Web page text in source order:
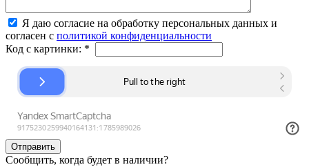
Я даю согласие на обработку персональных данных и
согласен с политикой конфиденциальности
Код с картинки: *
Сообщить, когда будет в наличии?